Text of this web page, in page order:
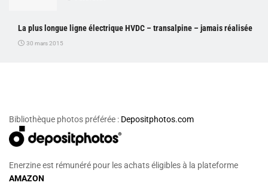
La plus longue ligne électrique HVDC – transalpine – jamais réalisée
30 mars 2015
Bibliothèque photos préférée : Depositphotos.com
Enerzine est rémunéré pour les achats éligibles à la plateforme
AMAZON